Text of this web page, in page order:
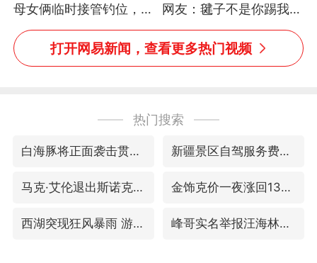
母女俩临时接管钓位，用
玩具鱼竿钓上大鱼
网友：毽子不是你踢我
捡，我踢你捡吗
打开网易新闻，查看更多热门视频
热门搜索
白海豚将正面袭击贯穿浙江 新疆景区自驾服务费改为按车收费
马克·艾伦退出斯诺克中国公开赛 金饰克价一夜涨回1300元
西湖突现狂风暴雨 游客瞬间被浇透 峰哥实名举报汪海林偷税漏税